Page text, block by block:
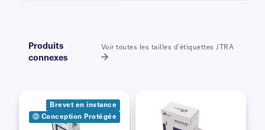
Produits
connexes
Voir toutes les tailles d'étiquettes JTRA
Brevet en instance
Ⓓ Conception Protégée